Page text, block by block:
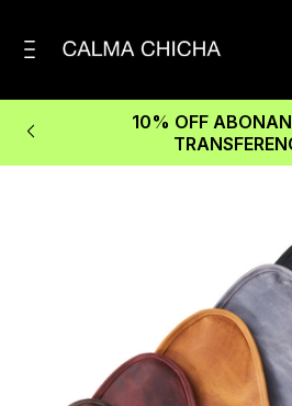
10% OFF